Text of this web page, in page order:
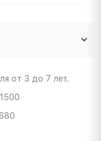
от 3 до 7 лет.